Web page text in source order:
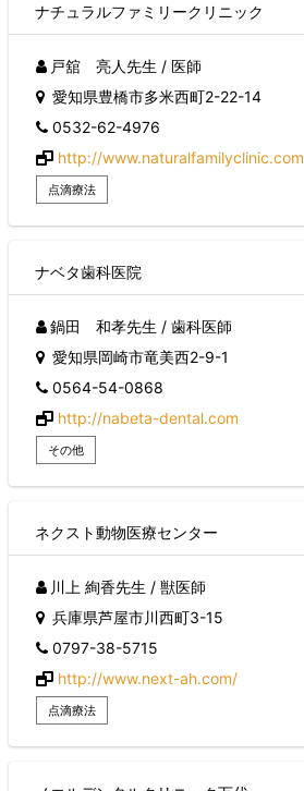
ナチュラルファミリークリニック
戸舘 亮人先生 / 医師
愛知県豊橋市多米西町2-22-14
0532-62-4976
http://www.naturalfamilyclinic.com
点滴療法
ナベタ歯科医院
鍋田 和孝先生 / 歯科医師
愛知県岡崎市竜美西2-9-1
0564-54-0868
http://nabeta-dental.com
その他
ネクスト動物医療センター
川上 絢香先生 / 獣医師
兵庫県芦屋市川西町3-15
0797-38-5715
http://www.next-ah.com/
点滴療法